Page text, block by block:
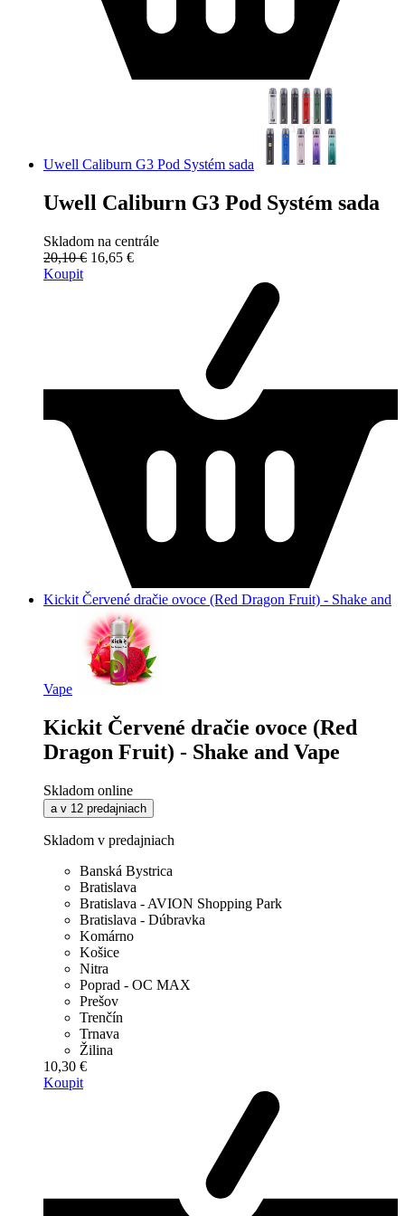
Uwell Caliburn G3 Pod Systém sada
Uwell Caliburn G3 Pod Systém sada
Skladom na centrále
20,10 € 16,65 €
Koupit
Kickit Červené dračie ovoce (Red Dragon Fruit) - Shake and
Vape
Kickit Červené dračie ovoce (Red
Dragon Fruit) - Shake and Vape
Skladom online
a v 12 predajniach
Skladom v predajniach
Banská Bystrica
Bratislava
Bratislava - AVION Shopping Park
Bratislava - Dúbravka
Komárno
Košice
Nitra
Poprad - OC MAX
Prešov
Trenčín
Trnava
Žilina
10,30 €
Koupit